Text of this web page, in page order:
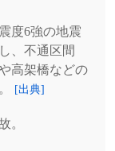
度6強の地震
、不通区間
高架橋などの
[出典]
。